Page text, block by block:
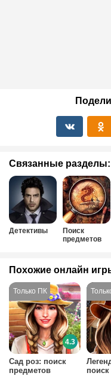
Связанные разделы:
Детективы
Поиск
предметов
Похожие онлайн
Сад роз: поиск
предметов
4.3